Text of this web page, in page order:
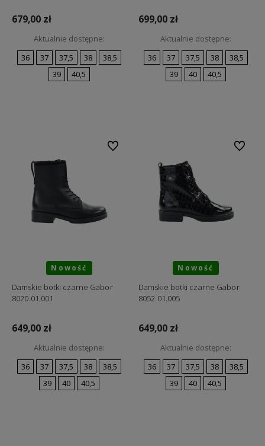
679,00 zł
Aktualnie dostępne:
36
37 37,5 38
38,5
39
40,5
699,00 zł
Aktualnie dostępne:
36
37 37,5 38
38,5
39
40 40,5
Nowość
Damskie botki czarne Gabor
8020.01.001
649,00 zł
Aktualnie dostępne:
36
37 37,5 38
38,5
39
40 40,5
Do ulubionych
Nowość
Damskie botki czarne Gabor
8052.01.005
649,00 zł
Aktualnie dostępne:
36
37 37,5 38
38,5
39
40 40,5
Do